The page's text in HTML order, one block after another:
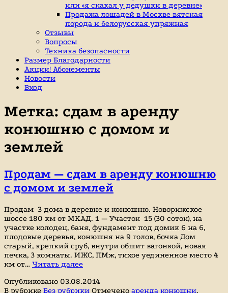
или «я скакал у дедушки в деревне»
Продажа лошадей в Москве вятская
порода и белорусская упряжная
Отзывы
Вопросы
Техника безопасности
Размер Благодарности
Акции! Абонементы
Новости
Вход
Метка: сдам в аренду
конюшню с домом и
землей
Продам — сдам в аренду конюшню
с домом и землей
Продам 3 дома в деревне и конюшню. Новорижское
шоссе 180 км от МКАД. 1 — Участок 15 (30 соток), на
участке колодец, баня, фундамент под домик 6 на 6,
плодовые деревья, конюшня на 9 голов, бочка Дом
старый, крепкий сруб, внутри обшит вагонкой, новая
печка, 3 комнаты. ИЖС, ПМж, тихое уединенное место 4
км от… Читать далееПродам
сдам
в
Опубликовано 03.08.2014
В рубрике Без рубрики Отмечено аренда конюшни,